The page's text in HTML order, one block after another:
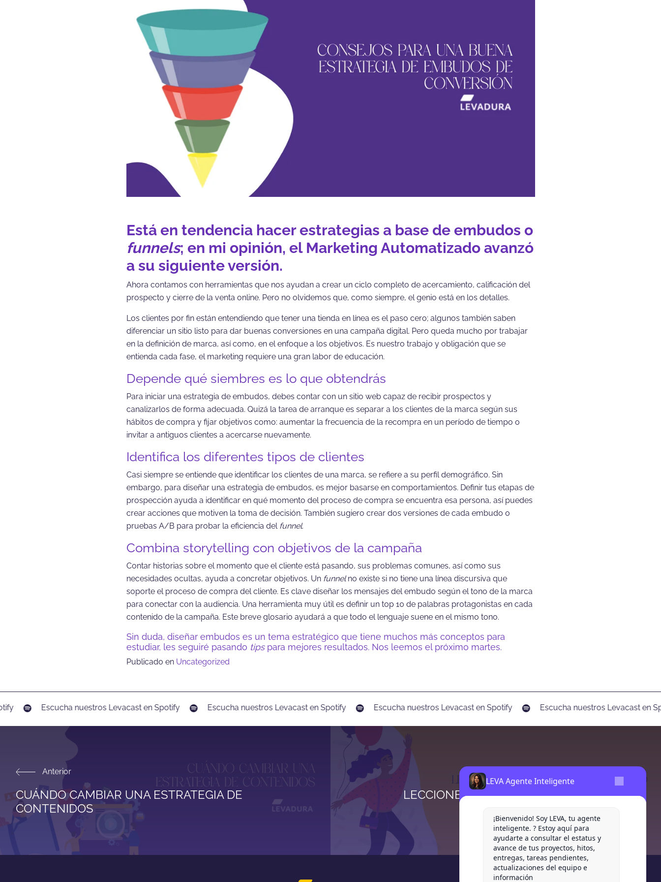
LEVA Agente Inteligente
¡Bienvenido! Soy LEVA, tu agente
inteligente. ? Estoy aquí para
ayudarte a consultar el estatus y
avance de tus proyectos, hitos,
entregas, tareas pendientes,
actualizaciones del equipo e
información
Está en tendencia hacer estrategias a base de embudos o
funnels; en mi opinión, el Marketing Automatizado avanzó
a su siguiente versión.
Ahora contamos con herramientas que nos ayudan a crear un ciclo completo de acercamiento, calificación del
prospecto y cierre de la venta online. Pero no olvidemos que, como siempre, el genio está en los detalles.
Los clientes por fin están entendiendo que tener una tienda en línea es el paso cero; algunos también saben
diferenciar un sitio listo para dar buenas conversiones en una campaña digital. Pero queda mucho por trabajar
en la definición de marca, así como, en el enfoque a los objetivos. Es nuestro trabajo y obligación que se
entienda cada fase, el marketing requiere una gran labor de educación.
Depende qué siembres es lo que obtendrás
Para iniciar una estrategia de embudos, debes contar con un sitio web capaz de recibir prospectos y
canalizarlos de forma adecuada. Quizá la tarea de arranque es separar a los clientes de la marca según sus
hábitos de compra y fijar objetivos como: aumentar la frecuencia de la recompra en un período de tiempo o
invitar a antiguos clientes a acercarse nuevamente.
Identifica los diferentes tipos de clientes
Casi siempre se entiende que identificar los clientes de una marca, se refiere a su perfil demográfico. Sin
embargo, para diseñar una estrategia de embudos, es mejor basarse en comportamientos. Definir tus etapas de
prospección ayuda a identificar en qué momento del proceso de compra se encuentra esa persona, así puedes
crear acciones que motiven la toma de decisión. También sugiero crear dos versiones de cada embudo o
pruebas A/B para probar la eficiencia del funnel.
Combina storytelling con objetivos de la campaña
Contar historias sobre el momento que el cliente está pasando, sus problemas comunes, así como sus
necesidades ocultas, ayuda a concretar objetivos. Un funnelno existe si no tiene una línea discursiva que
soporte el proceso de compra del cliente. Es clave diseñar los mensajes del embudo según el tono de la marca
para conectar con la audiencia. Una herramienta muy útil es definir un top 10 de palabras protagonistas en cada
contenido de la campaña. Este breve glosario ayudará a que todo el lenguaje suene en el mismo tono.
Sin duda, diseñar embudos es un tema estratégico que tiene muchos más conceptos para
estudiar, les seguiré pasando tipspara mejores resultados. Nos leemos el próximo martes.
Publicado en Uncategorized
Escucha nuestros Levacast en Spotify Escucha nuestros Levacast en Spotify Escucha nuestros Levacast en Spotify Escucha nuestros Levacast en
Anterior
CUÁNDO CAMBIAR UNA ESTRATEGIA DE
CONTENIDOS
LECCIONES DE MARKETING DE DESPACITO